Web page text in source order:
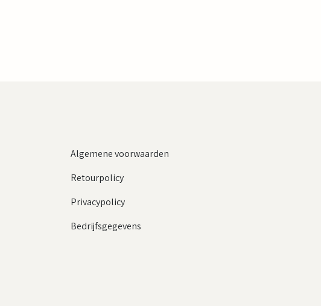
Algemene voorwaarden
Retourpolicy
Privacypolicy
Bedrijfsgegevens